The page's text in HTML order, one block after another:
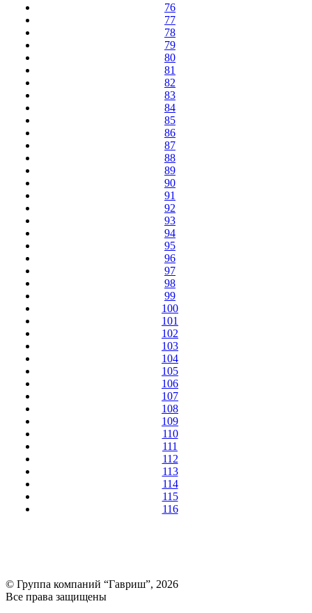
76
77
78
79
80
81
82
83
84
85
86
87
88
89
90
91
92
93
94
95
96
97
98
99
100
101
102
103
104
105
106
107
108
109
110
111
112
113
114
115
116
© Группа компаний “Гавриш”, 2026
Все права защищены